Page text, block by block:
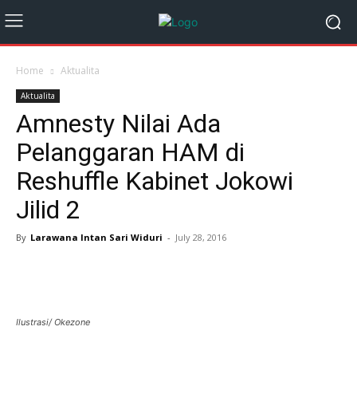
Home Aktualita
Aktualita
Amnesty Nilai Ada
Pelanggaran HAM di
Reshuffle Kabinet Jokowi
Jilid 2
By Larawana Intan Sari Widuri - July 28, 2016
Ilustrasi/ Okezone